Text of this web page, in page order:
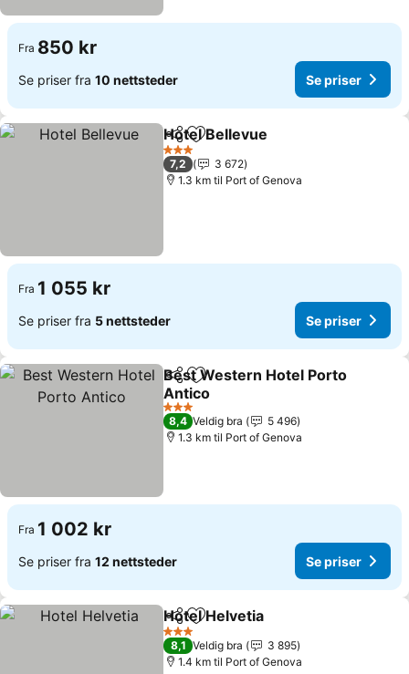
Fra 850 kr
Se priser fra 10 nettsteder Se priser
Del Legg til i favoritter
Hotel Bellevue
3 Stjerner
7,2
3 672
1.3 km til Port of Genova
Fra 1 055 kr
Se priser fra 5 nettsteder Se priser
Del Legg til i favoritter
Best Western Hotel Porto
Antico
3 Stjerner
8,4 Veldig bra
5 496
1.3 km til Port of Genova
Fra 1 002 kr
Se priser fra 12 nettsteder Se priser
Del Legg til i favoritter
Hotel Helvetia
3 Stjerner
8,1 Veldig bra
3 895
1.4 km til Port of Genova